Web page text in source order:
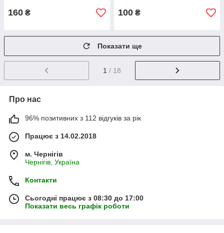
160 ₴ 100 ₴
Показати ще
1 / 18
Про нас
96% позитивних з 112 відгуків за рік
Працює з 14.02.2018
м. Чернігів
Чернігів, Україна
Контакти
Сьогодні працює з 08:30 до 17:00
Показати весь графік роботи